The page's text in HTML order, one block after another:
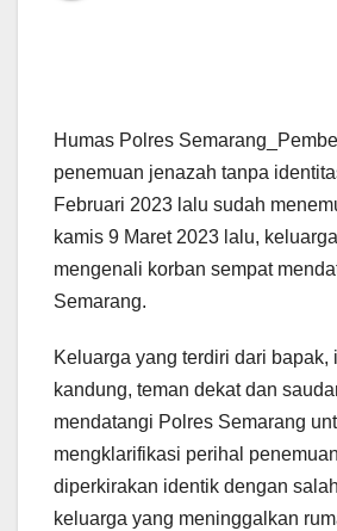
Humas Polres
penemuan jenazah tanpa
Februari 2023 lalu sudah
kamis 9 Maret 2023 lalu,
mengenali korban sempat
Semarang.
Keluarga yang terdiri dari bapak,
kandung, teman dekat dan
mendatangi Polres Semarang
mengklarifikasi perihal
diperkirakan identik dengan
keluarga yang meninggalkan